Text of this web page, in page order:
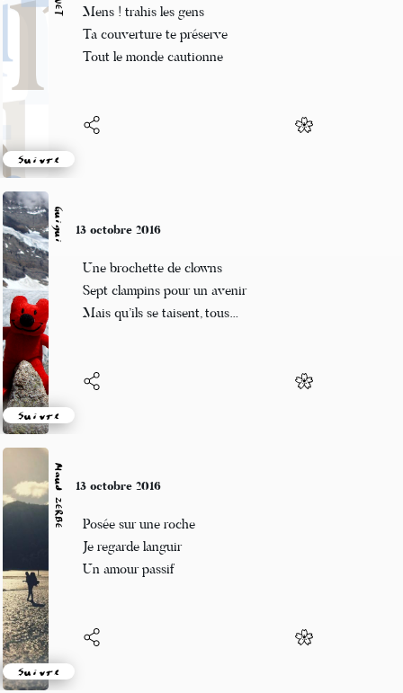
Suivre
Les marrons sont cuits
Comme les coulemelles d'ailleurs
Réconciliation
Guigui
Suivre
10 octobre 2016
Dix, cent, mille, dix mille
Pyrale du Buis, papillons
Destruction massive
Maud ZERBE
Suivre
10 octobre 2016
Le blues des mésanges
Je m'aventure dans la ville
Soudain je ne suis plus